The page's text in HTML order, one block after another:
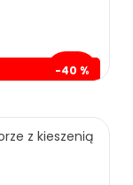
-40 %
z kieszenią